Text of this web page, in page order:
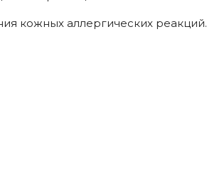
кожных аллергических реакций.